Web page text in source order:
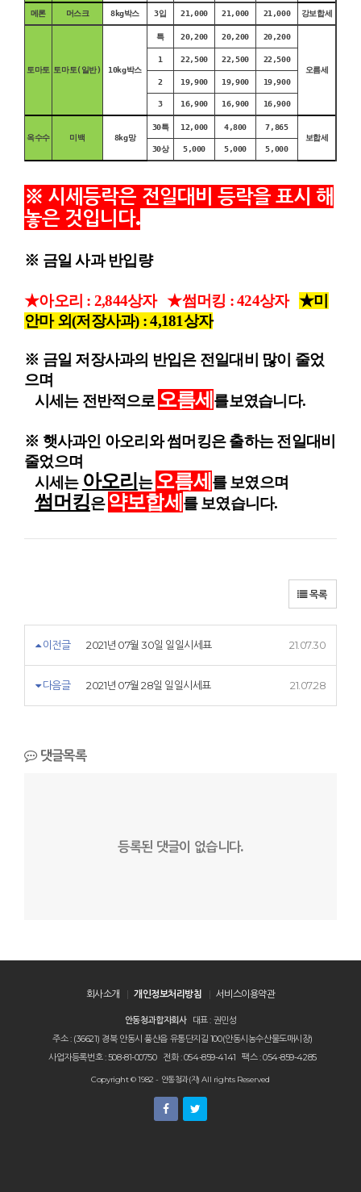
메론 머스크 8kg박스 3입 21,000 21,000 21,000 강보합세
토마토 토마토(일반) 10kg박스
특 20,200 20,200 20,200
오름세
1 22,500 22,500 22,500
2 19,900 19,900 19,900
3 16,900 16,900 16,900
옥수수 미백 8kg망
30특 12,000 4,800
7,865
보합세
30상
5,000 5,000 5,000
※ 시세등락은 전일대비 등락을 표시 해
놓은 것입니다.
※ 금일 사과 반입량
★아오리 : 2,844상자★썸머킹 : 424상자★미
안마 외(저장사과) : 4,181상자
※ 금일 저장사과의 반입은 전일대비 많이 줄었
으며
시세는 전반적으로 오름세 를보였습니다.
※ 햇사과인 아오리와 썸머킹은 출하는 전일대비
줄었으며
시세는 아오리 는오름세 를 보였으며
썸머킹은 약보합세 를보였습니다.
목록
이전글 2021년 07월 30일 일일시세표 21.07.30
다음글 2021년 07월 28일 일일시세표 21.07.28
댓글목록
등록된 댓글이 없습니다.
회사소개 개인정보처리방침 서비스이용약관
안동청과합자회사
대표 : 권민성
주소 : (36621) 경북 안동시 풍산읍 유통단지길 100(안동시농수산물도매시장)
사업자등록번호 : 508-81-00750
전화 : 054-859-4141 팩스 : 054-859-4285
Copyright © 1982 - 안동청과(자) All rights Reserved